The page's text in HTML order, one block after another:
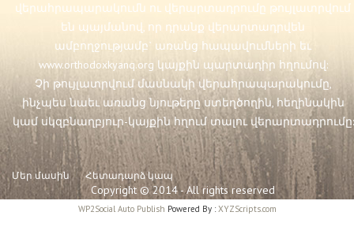
վերահրապարակումն ու վերարտադրումը թույլատրվում
են պայմանով, որ դրանք վերարտադրվեն
ամբողջությամբ` առանց հապավումների եւ
www.orthodoxkyanq.org կայքին պարտադիր հղումով:
Չի թույլատրվում մասնակի վերահրապարակումը,
ինչպես նաեւ առանց նյութերը ստեղծողին, հեղինակին
կամ սկզբնաղբյուր-կայքին հղում տալու վերարտադրումը:
Մեր մասին Հետադարձ կապ
Copyright © 2014 - All rights reserved
WP2Social Auto Publish Powered By :XYZScripts.com